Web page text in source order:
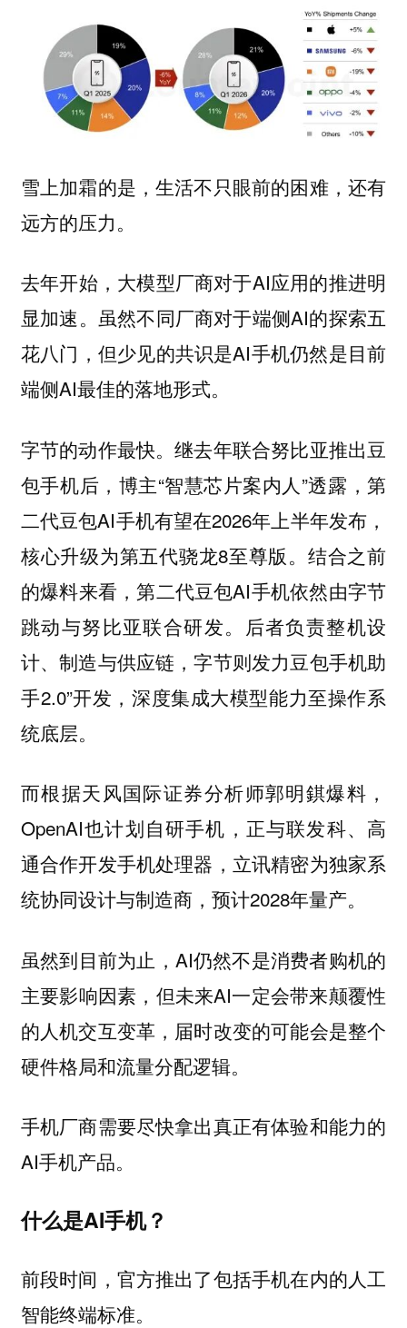
雪上加霜的是，生活不只眼前的困难，还有
远方的压力。
去年开始，大模型厂商对于AI应用的推进明
显加速。虽然不同厂商对于端侧AI的探索五
花八门，但少见的共识是AI手机仍然是目前
端侧AI最佳的落地形式。
字节的动作最快。继去年联合努比亚推出豆
包手机后，博主“智慧芯片案内人”透露，第
二代豆包AI手机有望在2026年上半年发布，
核心升级为第五代骁龙8至尊版。结合之前
的爆料来看，第二代豆包AI手机依然由字节
跳动与努比亚联合研发。后者负责整机设
计、制造与供应链，字节则发力豆包手机助
手2.0”开发，深度集成大模型能力至操作系
统底层。
而根据天风国际证券分析师郭明錤爆料，
OpenAI也计划自研手机，正与联发科、高
通合作开发手机处理器，立讯精密为独家系
统协同设计与制造商，预计2028年量产。
虽然到目前为止，AI仍然不是消费者购机的
主要影响因素，但未来AI一定会带来颠覆性
的人机交互变革，届时改变的可能会是整个
硬件格局和流量分配逻辑。
手机厂商需要尽快拿出真正有体验和能力的
AI手机产品。
什么是AI手机？
前段时间，官方推出了包括手机在内的人工
智能终端标准。